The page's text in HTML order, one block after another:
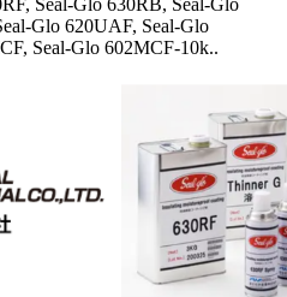
Seal-Glo 630RB, Seal-Glo
Glo 620UAF, Seal-Glo
Seal-Glo 602MCF-10k..